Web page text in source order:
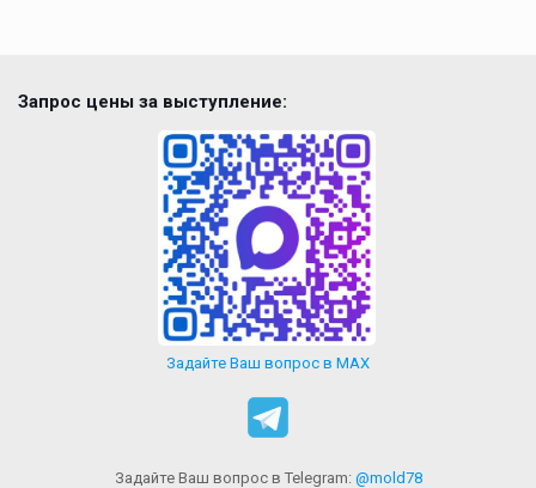
Запрос цены за выступление:
Задайте Ваш вопрос в MAX
Задайте Ваш вопрос в Telegram: @mold78